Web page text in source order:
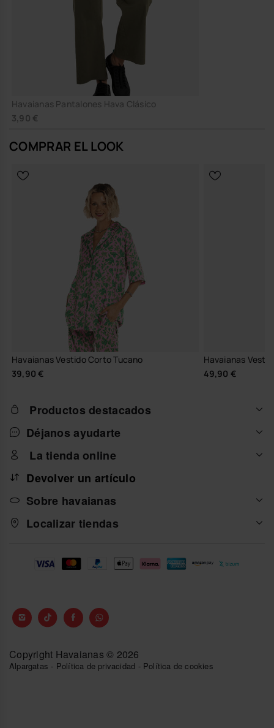
Havaianas Pantalones Hava Clásico
3,90 €
COMPRAR EL LOOK
Havaianas Vestido Corto Tucano
39,90 €
Havaianas
49,90 €
Productos destacados
Déjanos ayudarte
La tienda online
Devolver un artículo
Sobre havaianas
Localizar tiendas
Copyright Havaianas © 2026
Alpargatas - Política de privacidad - Política de cookies